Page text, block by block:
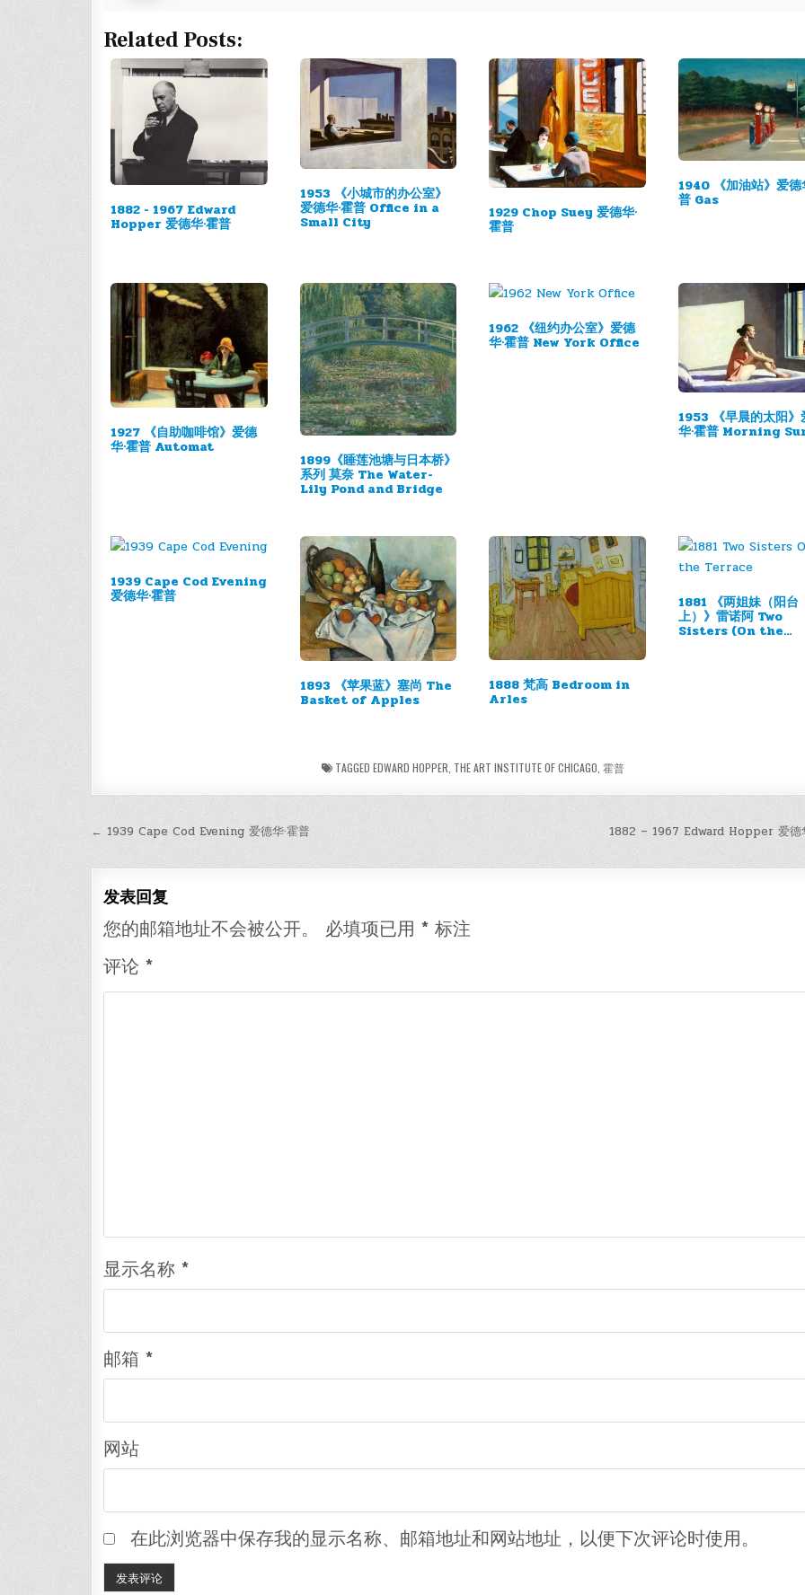
Related Posts:
1882 - 1967 Edward
Hopper 爱德华·霍普
1953 《小城市的办公室》
爱德华·霍普 Office in a
Small City 1929 Chop Suey 爱德华·
霍普
1940 《加油站》爱德
普 Gas
1927 《自助咖啡馆》爱德
华·霍普 Automat
1899《睡莲池塘与日本桥》
系列 莫奈 The Water-
Lily Pond and Bridge
1962 《纽约办公室》爱德
华·霍普 New York Office
1953 《早晨的太阳》
华·霍普 Morning
1939 Cape Cod Evening
爱德华·霍普
1893 《苹果蓝》塞尚 The
Basket of Apples
1888 梵高 Bedroom in
Arles
1881 《两姐妹（阳台
上）》雷诺阿 Two
Sisters (On the
TAGGED EDWARD HOPPER THE ART INSTITUTE OF CHICAGO 霍普
文
导
航
1882 – 1967 Edward Hopper 爱德
← 1939 Cape Cod Evening 爱德华·霍普
发表回复
您的邮箱地址不会被公开。 必填项已用 *标注
评论 *
显示名称 *
邮箱 *
网站
在此浏览器中保存我的显示名称、邮箱地址和网站地址，以便下次评论时使用。